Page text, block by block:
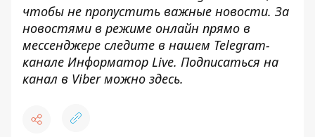
чтобы не пропустить важные новости. За
новостями в режиме онлайн прямо в
мессенджере следите в нашем Telegram-
канале Информатор Live. Подписаться на
канал в Viber можно здесь.